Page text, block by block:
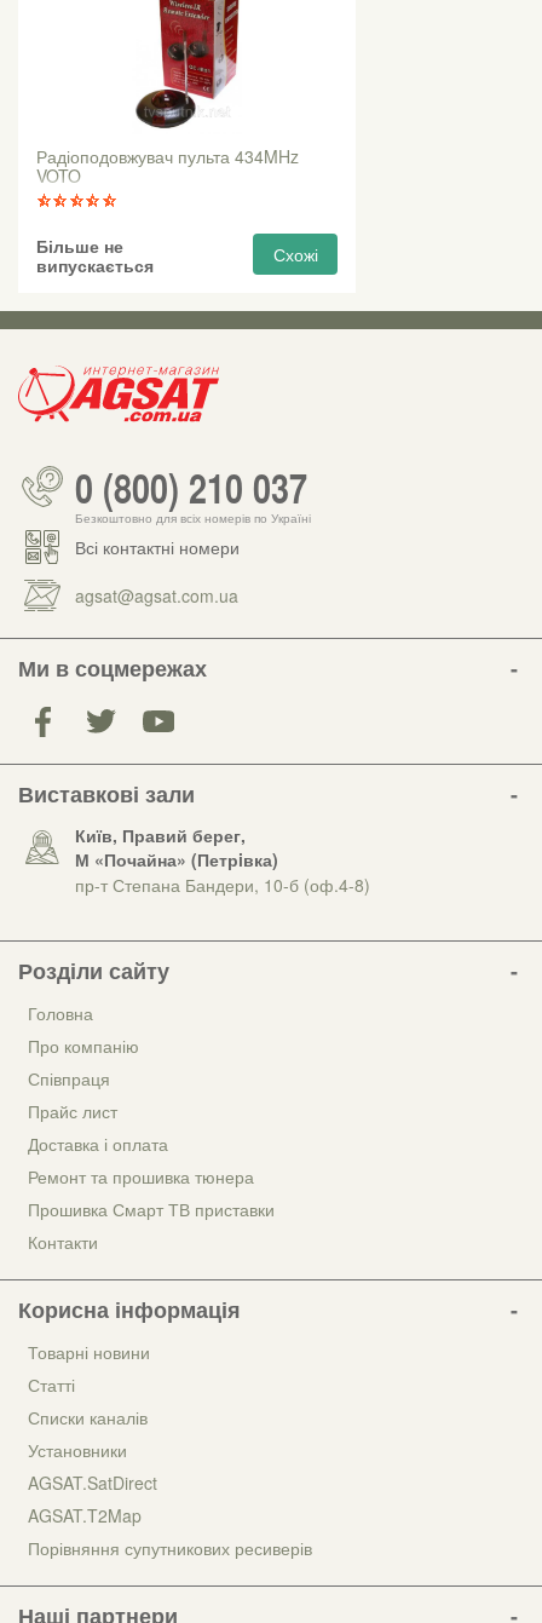
Радіоподовжувач пульта 434MHz
VOTO
Більше не
випускається
Схожі
0 (800) 210 037
Безкоштовно для всіх номерів по Україні
Всі контактні номери
agsat@agsat.com.ua
Ми в соцмережах
Виставкові зали
Київ, Правий берег,
М «Почайна» (Петрiвка)
пр-т Степана Бандери, 10-б (оф.4-8)
Розділи сайту
Головна
Про компанію
Співпраця
Прайс лист
Доставка і оплата
Ремонт та прошивка тюнера
Прошивка Смарт ТВ приставки
Контакти
Корисна інформація
Товарні новини
Статті
Списки каналів
Установники
AGSAT.SatDirect
AGSAT.T2Map
Порівняння супутникових ресиверів
Наші партнери